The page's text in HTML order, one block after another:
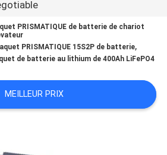
PRISMATIQUE de batterie de chariot
PRISMATIQUE 15S2P de batterie,
de batterie au lithium de 400Ah LiFePO4
MEILLEUR PRIX